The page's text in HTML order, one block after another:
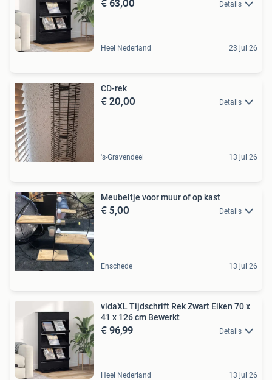
Details
Heel Nederland 23 jul 26
CD-rek
€ 20,00 Details
's-Gravendeel 13 jul 26
Meubeltje voor muur of op kast
€ 5,00 Details
Enschede 13 jul 26
vidaXL Tijdschrift Rek Zwart Eiken 70 x
41 x 126 cm Bewerkt
€ 96,99 Details
Heel Nederland 13 jul 26